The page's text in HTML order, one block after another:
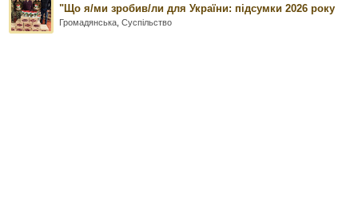
"Що я/ми зробив/ли для України: підсумки 2026 року
Громадянська ,Суспільство